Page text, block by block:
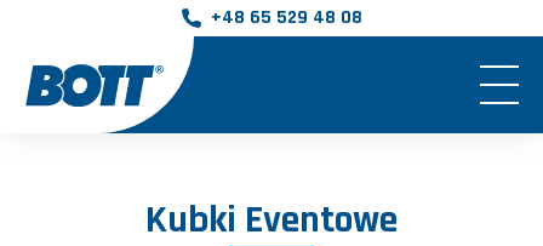
Kubki Eventowe